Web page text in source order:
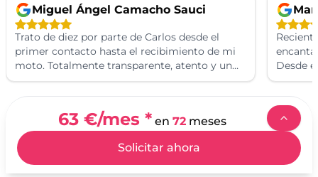
Miguel Ángel Camacho Sauci
Trato de diez por parte de Carlos desde el
primer contacto hasta el recibimiento de mi
moto. Totalmente transparente, atento y un
trabajado de diez. Volvería a comprar
nuevamente sin duda alguna. Un cordial
Desde
Carlos
fue
63 €/mes * en 72meses
Solicitar ahora